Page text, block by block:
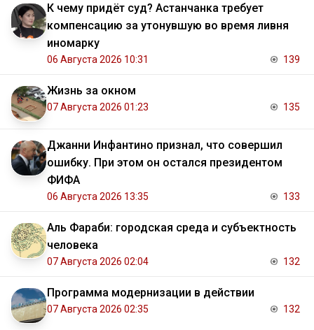
К чему придёт суд? Астанчанка требует
компенсацию за утонувшую во время ливня
иномарку
06 Августа 2026 10:31 139
Жизнь за окном
07 Августа 2026 01:23 135
Джанни Инфантино признал, что совершил
ошибку. При этом он остался президентом
ФИФА
06 Августа 2026 13:35 133
Аль Фараби: городская среда и субъектность
человека
07 Августа 2026 02:04 132
Программа модернизации в действии
07 Августа 2026 02:35 132